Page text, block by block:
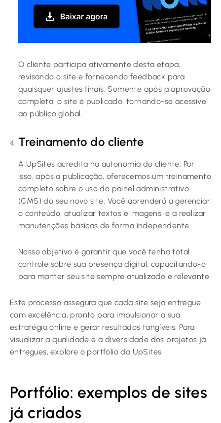
O cliente participa ativamente desta etapa,
revisando o site e fornecendo feedback para
quaisquer ajustes finais. Somente após a aprovação
completa, o site é publicado, tornando-se acessível
ao público global.
Treinamento do cliente
A UpSites acredita na autonomia do cliente. Por
isso, após a publicação, oferecemos um treinamento
completo sobre o uso do painel administrativo
(CMS) do seu novo site. Você aprenderá a gerenciar
o conteúdo, atualizar textos e imagens, e a realizar
manutenções básicas de forma independente.
Nosso objetivo é garantir que você tenha total
controle sobre sua presença digital, capacitando-o
para manter seu site sempre atualizado e relevante.
Este processo assegura que cada site seja entregue
com excelência, pronto para impulsionar a sua
estratégia online e gerar resultados tangíveis. Para
visualizar a qualidade e a diversidade dos projetos já
entregues, explore o portfólio da UpSites.
Portfólio: exemplos de sites
já criados